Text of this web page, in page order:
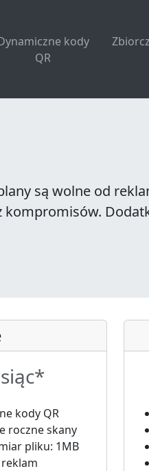
kody
QR
są wolne od
kompromisów.
kody QR
roczne skany
pliku: 1MB